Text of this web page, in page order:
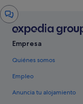
Ventana
del
chat
Empresa
Quiénes somos
Empleo
Anuncia tu alojamiento